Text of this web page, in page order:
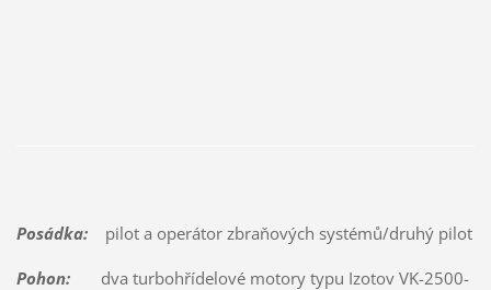
Posádka:pilot a operátor zbraňových systémů/druhý pilot
Pohon:dva turbohřídelové motory typu Izotov VK-2500-